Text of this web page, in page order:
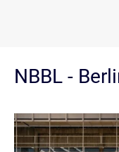
NBBL -